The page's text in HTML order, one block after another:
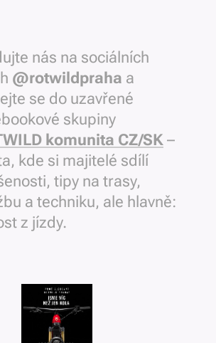
nás na sociálních
@rotwildpraha a
se do uzavřené
skupiny
komunita CZ/SK –
kde si majitelé sdílí
tipy na trasy,
a techniku, ale hlavně:
z jízdy.